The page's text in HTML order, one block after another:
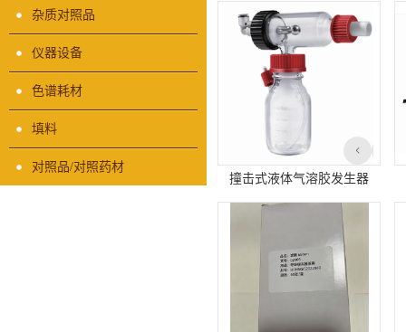
杂质对照品
仪器设备
色谱耗材
填料
对照品/对照药材
撞击式液体气溶胶发生器